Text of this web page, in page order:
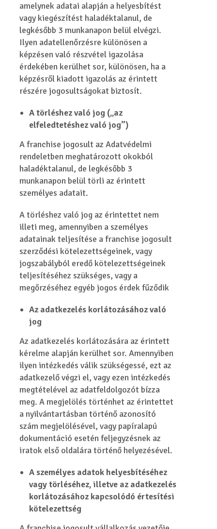
amelynek adatai alapján a helyesbítést
vagy kiegészítést haladéktalanul, de
legkésőbb 3 munkanapon belül elvégzi.
Ilyen adatellenőrzésre különösen a
képzésen való részvétel igazolása
érdekében kerülhet sor, különösen, ha a
képzésről kiadott igazolás az érintett
részére jogosultságokat biztosít.
A törléshez való jog („az
elfeledtetéshez való jog”)
A franchise jogosult az Adatvédelmi
rendeletben meghatározott okokból
haladéktalanul, de legkésőbb 3
munkanapon belül törli az érintett
személyes adatait.
A törléshez való jog az érintettet nem
illeti meg, amennyiben a személyes
adatainak teljesítése a franchise jogosult
szerződési kötelezettségeinek, vagy
jogszabályból eredő kötelezettségeinek
teljesítéséhez szükséges, vagy a
megőrzéséhez egyéb jogos érdek fűződik
Az adatkezelés korlátozásához való
jog
Az adatkezelés korlátozására az érintett
kérelme alapján kerülhet sor. Amennyiben
ilyen intézkedés válik szükségessé, ezt az
adatkezelő végzi el, vagy ezen intézkedés
megtételével az adatfeldolgozót bízza
meg. A megjelölés történhet az érintettet
a nyilvántartásban történő azonosító
szám megjelölésével, vagy papíralapú
dokumentáció esetén feljegyzésnek az
iratok első oldalára történő helyezésével.
A személyes adatok helyesbítéséhez
vagy törléséhez, illetve az adatkezelés
korlátozásához kapcsolódó értesítési
kötelezettség